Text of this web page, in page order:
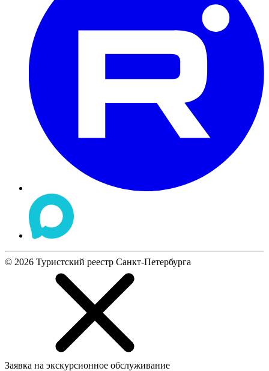
© 2026 Туристский реестр Санкт-Петербурга
Заявка на экскурсионное обслуживание